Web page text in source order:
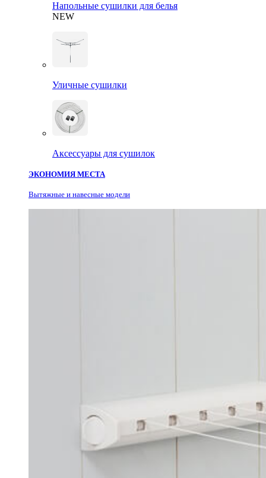
Напольные сушилки для белья
NEW
Уличные сушилки
Аксессуары для сушилок
ЭКОНОМИЯ МЕСТА
Вытяжные и навесные модели